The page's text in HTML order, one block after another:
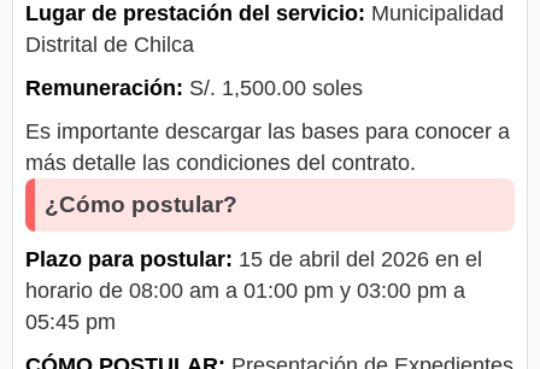
Lugar de prestación del servicio: Municipalidad
Distrital de Chilca
Remuneración: S/. 1,500.00 soles
Es importante descargar las bases para conocer a
más detalle las condiciones del contrato.
¿Cómo postular?
Plazo para postular: 15 de abril del 2026 en el
horario de 08:00 am a 01:00 pm y 03:00 pm a
05:45 pm